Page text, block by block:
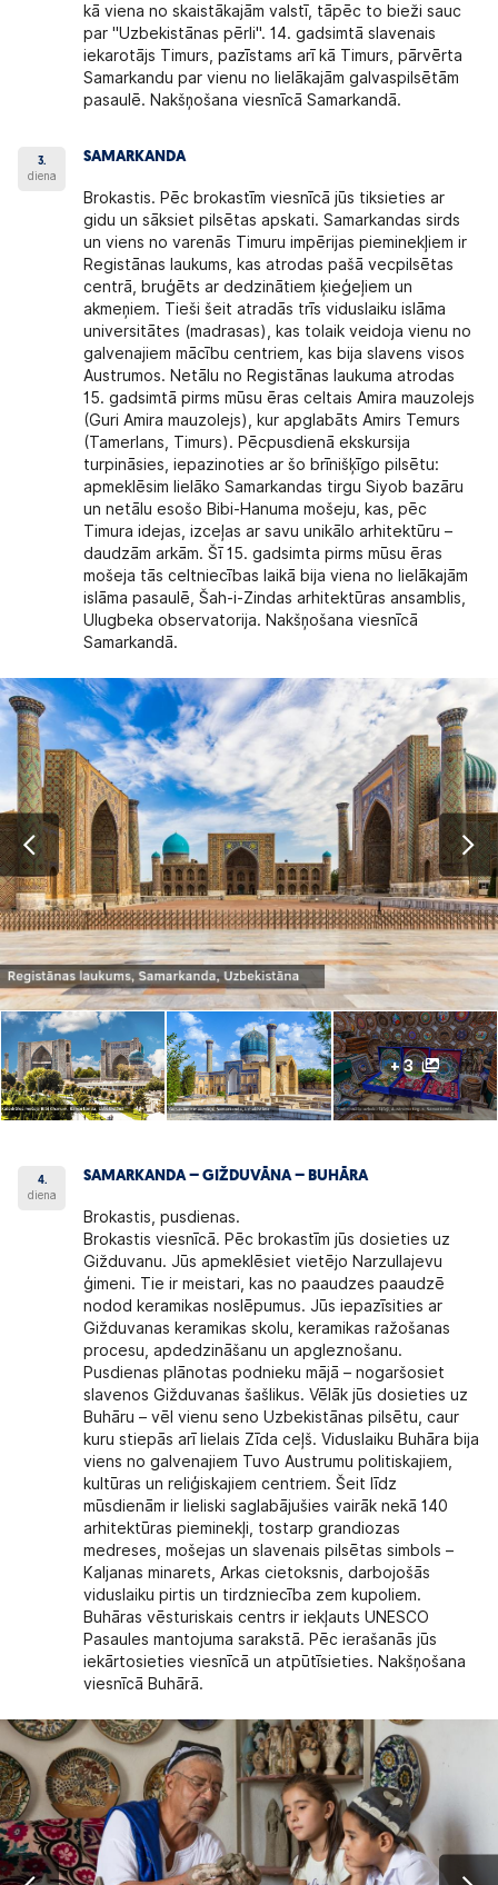
kā viena no skaistākajām valstī, tāpēc to bieži sauc
par "Uzbekistānas pērli". 14. gadsimtā slavenais
iekarotājs Timurs, pazīstams arī kā Timurs, pārvērta
Samarkandu par vienu no lielākajām galvaspilsētām
pasaulē. Nakšņošana viesnīcā Samarkandā.
3.
diena
SAMARKANDA
Brokastis. Pēc brokastīm viesnīcā jūs tiksieties ar
gidu un sāksiet pilsētas apskati. Samarkandas sirds
un viens no varenās Timuru impērijas pieminekļiem ir
Registānas laukums, kas atrodas pašā vecpilsētas
centrā, bruģēts ar dedzinātiem ķieģeļiem un
akmeņiem. Tieši šeit atradās trīs viduslaiku islāma
universitātes (madrasas), kas tolaik veidoja vienu no
galvenajiem mācību centriem, kas bija slavens visos
Austrumos. Netālu no Registānas laukuma atrodas
15. gadsimtā pirms mūsu ēras celtais Amira mauzolejs
(Guri Amira mauzolejs), kur apglabāts Amirs Temurs
(Tamerlans, Timurs). Pēcpusdienā ekskursija
turpināsies, iepazinoties ar šo brīnišķīgo pilsētu:
apmeklēsim lielāko Samarkandas tirgu Siyob bazāru
un netālu esošo Bibi-Hanuma mošeju, kas, pēc
Timura idejas, izceļas ar savu unikālo arhitektūru –
daudzām arkām. Šī 15. gadsimta pirms mūsu ēras
mošeja tās celtniecības laikā bija viena no lielākajām
islāma pasaulē, Šah-i-Zindas arhitektūras ansamblis,
Ulugbeka observatorija. Nakšņošana viesnīcā
Samarkandā.
+ 3
4.
diena
SAMARKANDA – GIŽDUVĀNA – BUHĀRA
Brokastis, pusdienas.
Brokastis viesnīcā. Pēc brokastīm jūs dosieties uz
Gižduvanu. Jūs apmeklēsiet vietējo Narzullajevu
ģimeni. Tie ir meistari, kas no paaudzes paaudzē
nodod keramikas noslēpumus. Jūs iepazīsities ar
Gižduvanas keramikas skolu, keramikas ražošanas
procesu, apdedzināšanu un apgleznošanu.
Pusdienas plānotas podnieku mājā – nogaršosiet
slavenos Gižduvanas šašlikus. Vēlāk jūs dosieties uz
Buhāru – vēl vienu seno Uzbekistānas pilsētu, caur
kuru stiepās arī lielais Zīda ceļš. Viduslaiku Buhāra bija
viens no galvenajiem Tuvo Austrumu politiskajiem,
kultūras un reliģiskajiem centriem. Šeit līdz
mūsdienām ir lieliski saglabājušies vairāk nekā 140
arhitektūras pieminekļi, tostarp grandiozas
medreses, mošejas un slavenais pilsētas simbols –
Kaljanas minarets, Arkas cietoksnis, darbojošās
viduslaiku pirtis un tirdzniecība zem kupoliem.
Buhāras vēsturiskais centrs ir iekļauts UNESCO
Pasaules mantojuma sarakstā. Pēc ierašanās jūs
iekārtosieties viesnīcā un atpūtīsieties. Nakšņošana
viesnīcā Buhārā.